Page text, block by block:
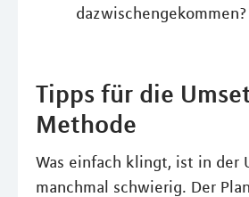
dazwischengekommen?
Tipps für die
Methode
Was einfach klingt, ist in der
manchmal schwierig. Der